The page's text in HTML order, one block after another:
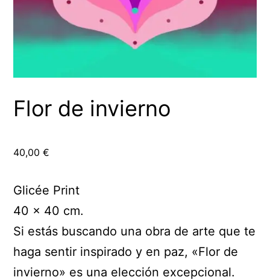
Flor de invierno
40,00€
Glicée Print
40 x 40 cm.
Si estás buscando una obra de arte que te
haga sentir inspirado y en paz, «Flor de
invierno» es una elección excepcional.